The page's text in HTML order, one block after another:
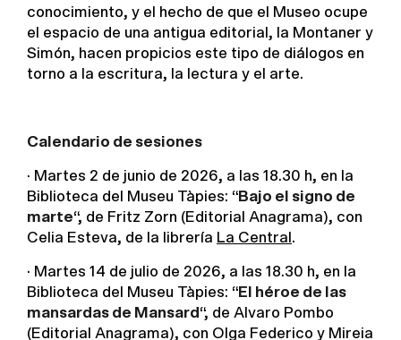
conocimiento, y el hecho de que el Museo ocupe
el espacio de una antigua editorial, la Montaner y
Simón, hacen propicios este tipo de diálogos en
torno a la escritura, la lectura y el arte.
Calendario de sesiones
· Martes 2 de junio de 2026, a las 18.30 h, en la
Biblioteca del Museu Tàpies: “Bajo el signo de
marte“, de Fritz Zorn (Editorial Anagrama), con
Celia Esteva, de la librería La Central .
· Martes 14 de julio de 2026, a las 18.30 h, en la
Biblioteca del Museu Tàpies: “El héroe de las
mansardas de Mansard “, de Alvaro Pombo
(Editorial Anagrama), con Olga Federico y Mireia